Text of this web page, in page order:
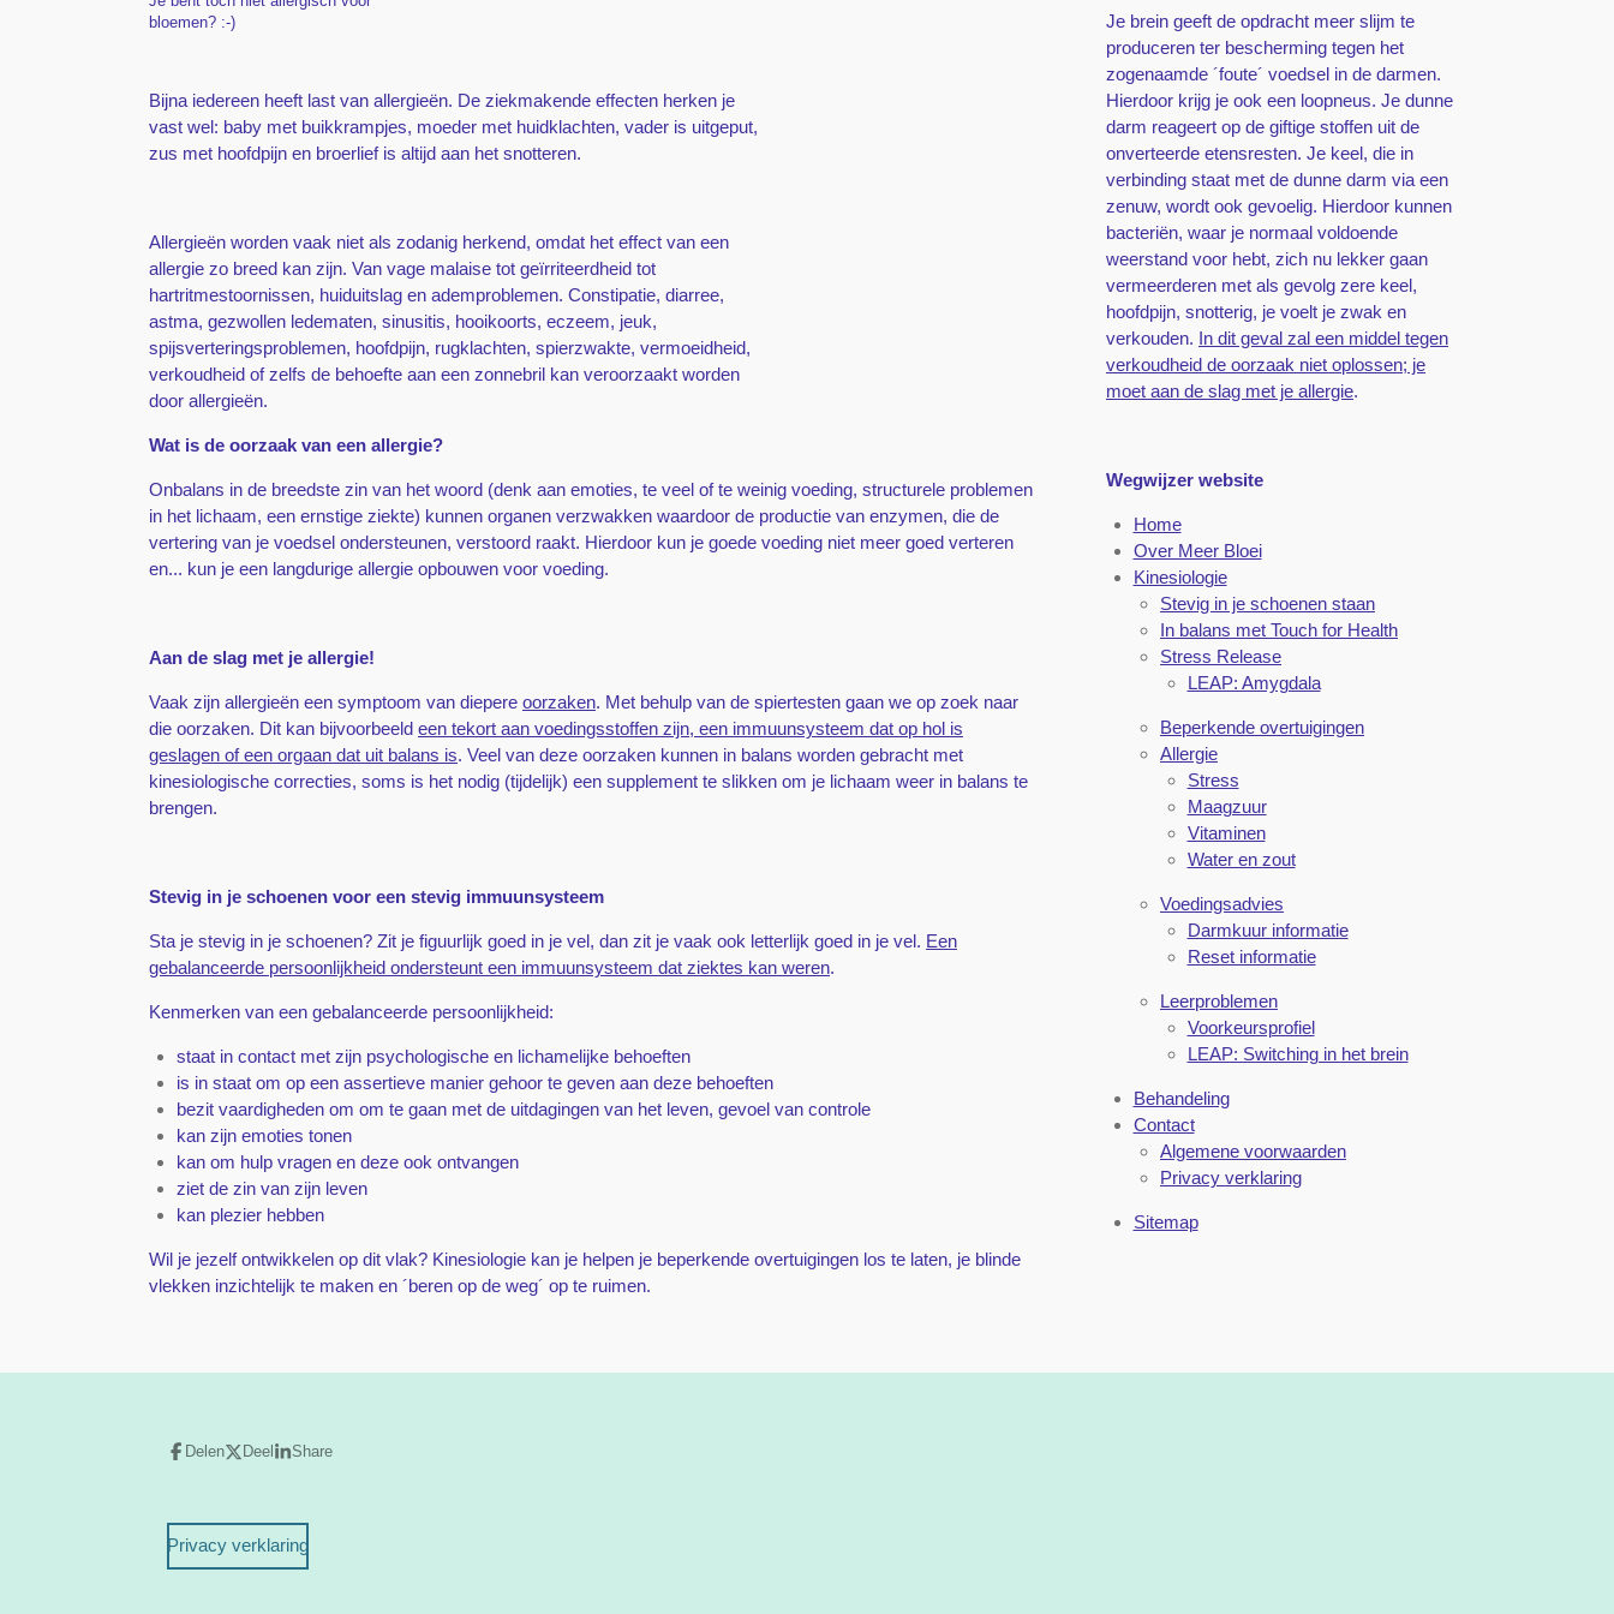
bloemen? :-)
Bijna iedereen heeft last van allergieën. De ziekmakende effecten herken je
vast wel: baby met buikkrampjes, moeder met huidklachten, vader is uitgeput,
zus met hoofdpijn en broerlief is altijd aan het snotteren.
Allergieën worden vaak niet als zodanig herkend, omdat het effect van een
allergie zo breed kan zijn. Van vage malaise tot geïrriteerdheid tot
hartritmestoornissen, huiduitslag en ademproblemen. Constipatie, diarree,
astma, gezwollen ledematen, sinusitis, hooikoorts, eczeem, jeuk,
spijsverteringsproblemen, hoofdpijn, rugklachten, spierzwakte, vermoeidheid,
verkoudheid of zelfs de behoefte aan een zonnebril kan veroorzaakt worden
door allergieën.
Wat is de oorzaak van een allergie?
Onbalans in de breedste zin van het woord (denk aan emoties, te veel of te weinig voeding, structurele problemen
in het lichaam, een ernstige ziekte) kunnen organen verzwakken waardoor de productie van enzymen, die de
vertering van je voedsel ondersteunen, verstoord raakt. Hierdoor kun je goede voeding niet meer goed verteren
en... kun je een langdurige allergie opbouwen voor voeding.
Aan de slag met je allergie!
Vaak zijn allergieën een symptoom van diepere oorzaken. Met behulp van de spiertesten gaan we op zoek naar
die oorzaken. Dit kan bijvoorbeeld een tekort aan voedingsstoffen zijn, een immuunsysteem dat op hol is
geslagen of een orgaan dat uit balans is. Veel van deze oorzaken kunnen in balans worden gebracht met
kinesiologische correcties, soms is het nodig (tijdelijk) een supplement te slikken om je lichaam weer in balans te
brengen.
Stevig in je schoenen voor een stevig immuunsysteem
Sta je stevig in je schoenen? Zit je figuurlijk goed in je vel, dan zit je vaak ook letterlijk goed in je vel. Een
gebalanceerde persoonlijkheid ondersteunt een immuunsysteem dat ziektes kan weren.
Kenmerken van een gebalanceerde persoonlijkheid:
staat in contact met zijn psychologische en lichamelijke behoeften
is in staat om op een assertieve manier gehoor te geven aan deze behoeften
bezit vaardigheden om om te gaan met de uitdagingen van het leven, gevoel van controle
kan zijn emoties tonen
kan om hulp vragen en deze ook ontvangen
ziet de zin van zijn leven
kan plezier hebben
Wil je jezelf ontwikkelen op dit vlak? Kinesiologie kan je helpen je beperkende overtuigingen los te laten, je blinde
vlekken inzichtelijk te maken en ´beren op de weg´ op te ruimen.
Je brein geeft de opdracht meer slijm te
produceren ter bescherming tegen het
zogenaamde ´foute´ voedsel in de darmen.
Hierdoor krijg je ook een loopneus. Je dunne
darm reageert op de giftige stoffen uit de
onverteerde etensresten. Je keel, die in
verbinding staat met de dunne darm via een
zenuw, wordt ook gevoelig. Hierdoor kunnen
bacteriën, waar je normaal voldoende
weerstand voor hebt, zich nu lekker gaan
vermeerderen met als gevolg zere keel,
hoofdpijn, snotterig, je voelt je zwak en
verkouden. In dit geval zal een middel tegen
verkoudheid de oorzaak niet oplossen; je
moet aan de slag met je allergie.
Wegwijzer website
Home
Over Meer Bloei
Kinesiologie
Stevig in je schoenen staan
In balans met Touch for Health
Stress Release
LEAP: Amygdala
Beperkende overtuigingen
Allergie
Stress
Maagzuur
Vitaminen
Water en zout
Voedingsadvies
Darmkuur informatie
Reset informatie
Leerproblemen
Voorkeursprofiel
LEAP: Switching in het brein
Behandeling
Contact
Algemene voorwaarden
Privacy verklaring
Sitemap
Delen Deel Share
Privacy verklaring